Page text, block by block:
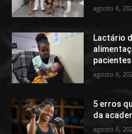
agosto 6,
Lactário
pacientes
agosto 6,
5 erros
da
agosto 6,